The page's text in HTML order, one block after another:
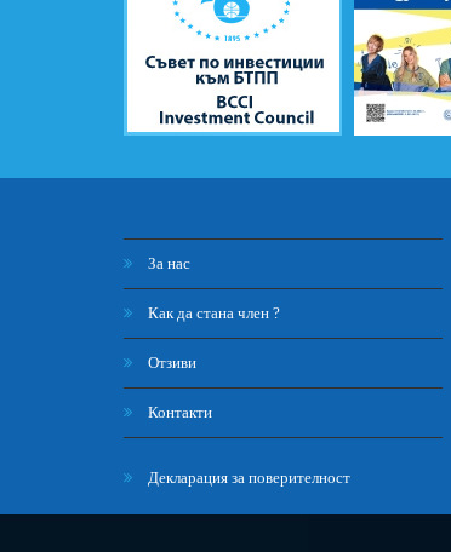
За нас
Как да стана член ?
Отзиви
Контакти
Декларация за поверителност